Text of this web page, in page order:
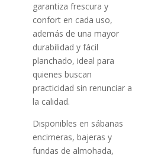
garantiza frescura y
confort en cada uso,
además de una mayor
durabilidad y fácil
planchado, ideal para
quienes buscan
practicidad sin renunciar a
la calidad.
Disponibles en sábanas
encimeras, bajeras y
fundas de almohada,